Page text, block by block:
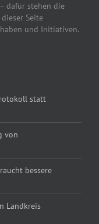
dafür stehen die
Seite
und Initiativen.
statt
von
bessere
Landkreis